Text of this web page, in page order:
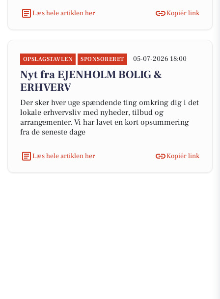
Læs hele artiklen her Kopiér link
OPSLAGSTAVLEN SPONSORERET 05-07-2026 18:00
Nyt fra EJENHOLM BOLIG &
ERHVERV
Der sker hver uge spændende ting omkring dig i det
lokale erhvervsliv med nyheder, tilbud og
arrangementer. Vi har lavet en kort opsummering
fra de seneste dage
Læs hele artiklen her Kopiér link